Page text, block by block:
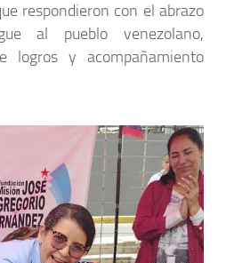
respondieron con el abrazo
al pueblo venezolano,
logros y acompañamiento